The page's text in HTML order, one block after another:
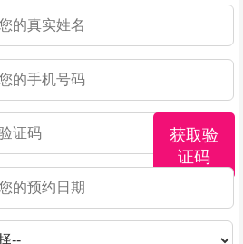
获取验
证码